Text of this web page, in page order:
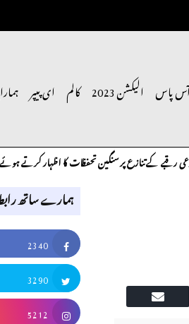
پاس الیکشن 2023 کالم ای پیپر
سنگین تحفظات کا اظہار کرتے ہوئے متعلقہ حکام سے
ہمارے ساتھ
2340
3290
5212